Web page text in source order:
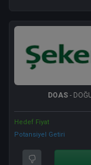
DOAS -
Hedef Fiyat
Potansiyel Getiri